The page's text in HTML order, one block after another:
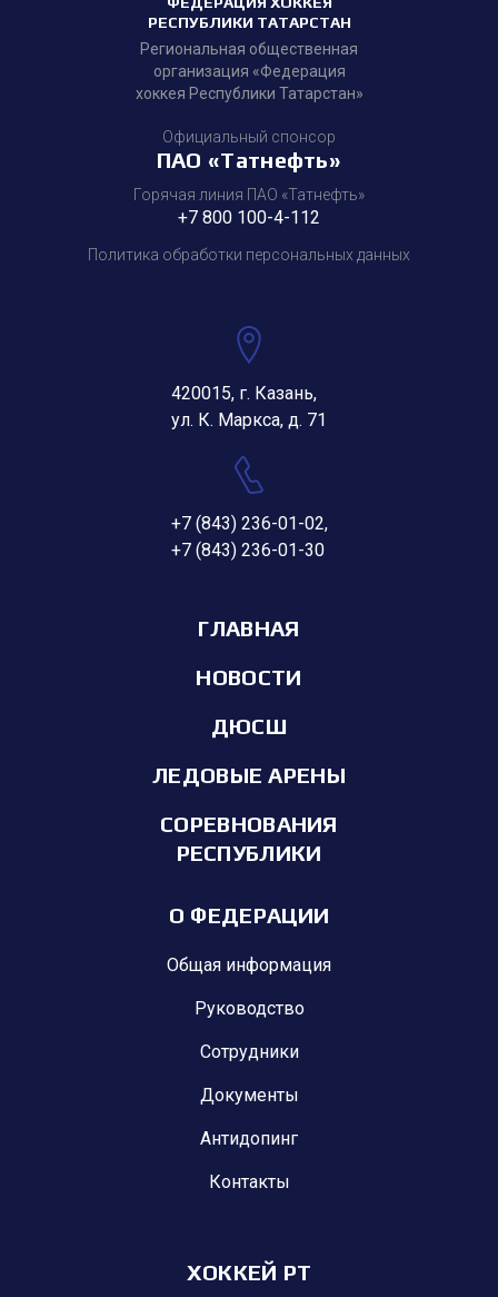
РЕСПУБЛИКИ ТАТАРСТАН
Региональная общественная
организация «Федерация
хоккея Республики Татарстан»
Официальный спонсор
ПАО «Татнефть»
Горячая линия ПАО «Татнефть»
+7 800 100-4-112
Политика обработки персональных данных
420015, г. Казань,
ул. К. Маркса, д. 71
+7 (843) 236-01-02,
+7 (843) 236-01-30
ГЛАВНАЯ
НОВОСТИ
ДЮСШ
ЛЕДОВЫЕ АРЕНЫ
СОРЕВНОВАНИЯ
РЕСПУБЛИКИ
О ФЕДЕРАЦИИ
Общая информация
Руководство
Сотрудники
Документы
Антидопинг
Контакты
ХОККЕЙ РТ